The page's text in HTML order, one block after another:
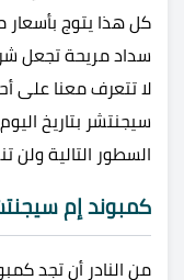
كل هذا يتوج بأسعار
سداد مريحة تجعل
لا تتعرف معنا على
سيجنتشر بتاريخ
السطور التالية ولن
كمبوند إم
من النادر أن تجد